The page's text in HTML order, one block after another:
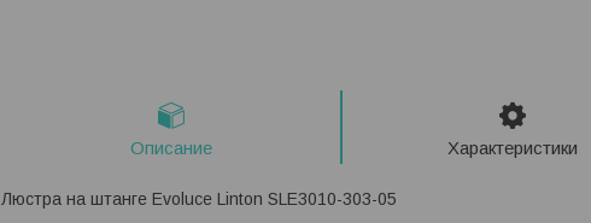
Описание Характеристики
Люстра на штанге Evoluce Linton SLE3010-303-05